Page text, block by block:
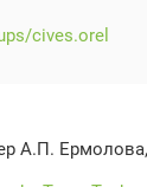
cives.orel
А.П.